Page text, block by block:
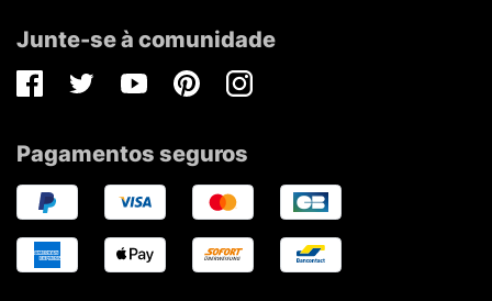
Junte-se à comunidade
FacebookTwitterYoutubePinterestInstagram
Pagamentos seguros